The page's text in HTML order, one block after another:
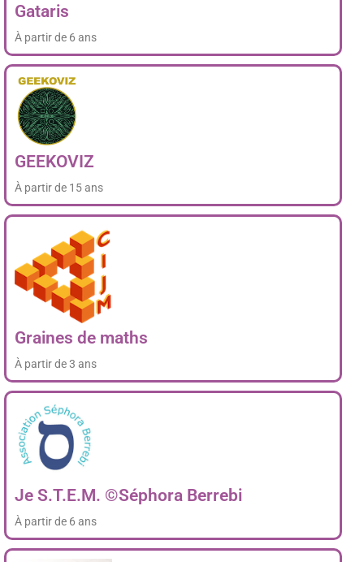
Gataris
À partir de 6 ans
GEEKOVIZ
À partir de 15 ans
Graines de maths
À partir de 3 ans
Je S.T.E.M. ©Séphora Berrebi
À partir de 6 ans